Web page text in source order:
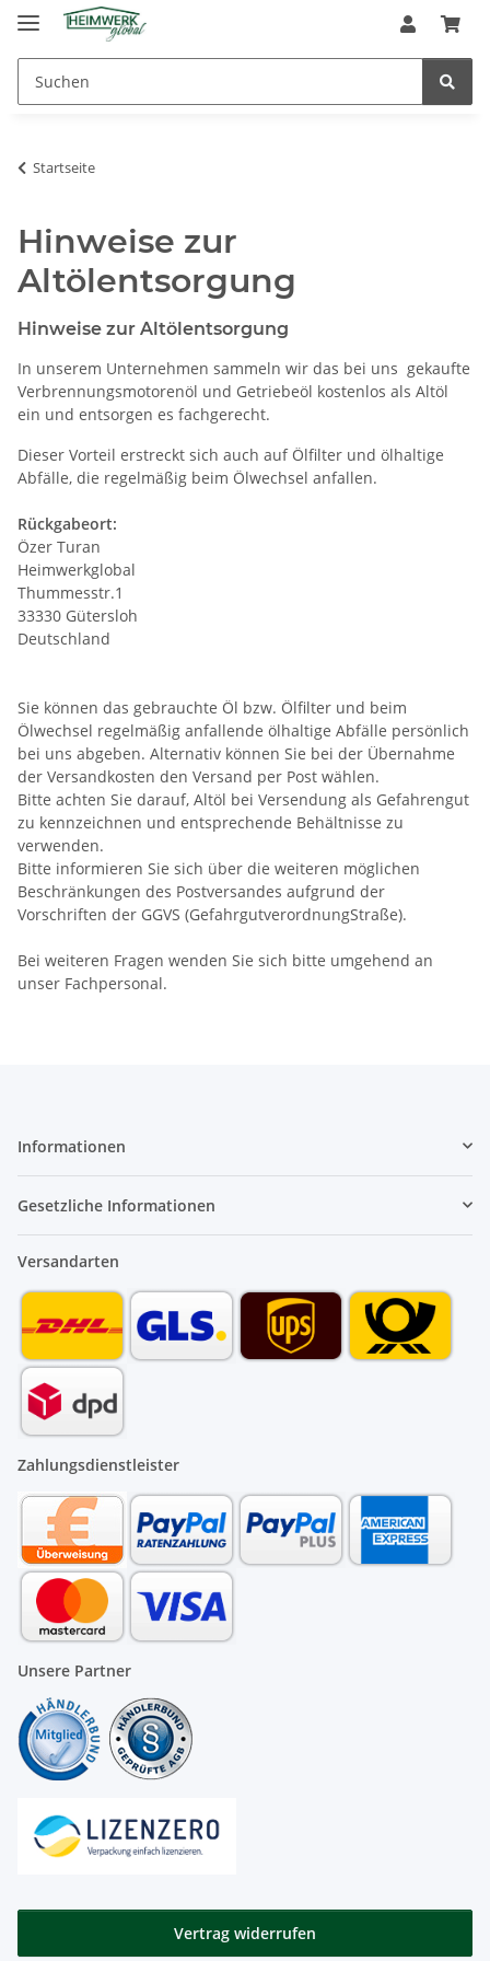
Startseite
Hinweise zur
Altölentsorgung
Hinweise zur Altölentsorgung
In unserem Unternehmen sammeln wir das bei uns gekaufte
Verbrennungsmotorenöl und Getriebeöl kostenlos als Altöl
ein und entsorgen es fachgerecht.
Dieser Vorteil erstreckt sich auch auf Ölfilter und ölhaltige
Abfälle, die regelmäßig beim Ölwechsel anfallen.
Rückgabeort:
Özer Turan
Heimwerkglobal
Thummesstr.1
33330 Gütersloh
Deutschland
Sie können das gebrauchte Öl bzw. Ölfilter und beim
Ölwechsel regelmäßig anfallende ölhaltige Abfälle persönlich
bei uns abgeben. Alternativ können Sie bei der Übernahme
der Versandkosten den Versand per Post wählen.
Bitte achten Sie darauf, Altöl bei Versendung als Gefahrengut
zu kennzeichnen und entsprechende Behältnisse zu
verwenden.
Bitte informieren Sie sich über die weiteren möglichen
Beschränkungen des Postversandes aufgrund der
Vorschriften der GGVS (GefahrgutverordnungStraße).
Bei weiteren Fragen wenden Sie sich bitte umgehend an
unser Fachpersonal.
Informationen
Gesetzliche Informationen
Versandarten
Zahlungsdienstleister
Unsere Partner
Vertrag widerrufen